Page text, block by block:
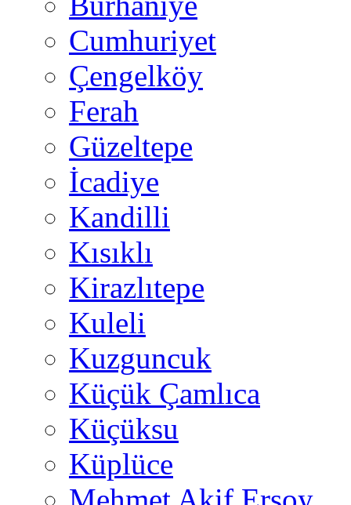
Cumhuriyet
Çengelköy
Ferah
Güzeltepe
İcadiye
Kandilli
Kısıklı
Kirazlıtepe
Kuleli
Kuzguncuk
Küçük Çamlıca
Küçüksu
Küplüce